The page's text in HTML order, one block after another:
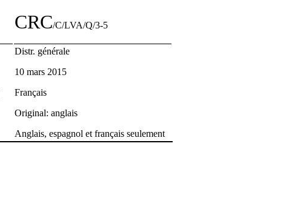
CRC/C/LVA/Q/3-5
Distr. générale
10 mars 2015
Français
Original: anglais
Anglais, espagnol et français seulement